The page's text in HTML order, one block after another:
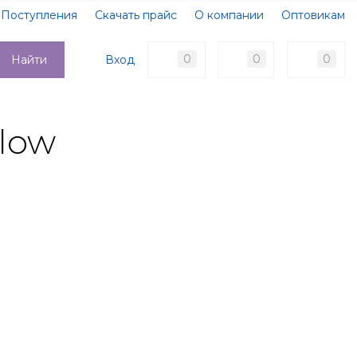
Поступления Скачать прайс О компании
Оптовикам
Доставка
Контакты
Вход 0 0 0
Найти